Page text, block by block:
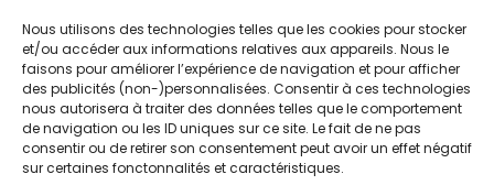
Nous utilisons des technologies telles que les cookies pour stocker
et/ou accéder aux informations relatives aux appareils. Nous le
faisons pour améliorer l’expérience de navigation et pour afficher
des publicités (non-)personnalisées. Consentir à ces technologies
nous autorisera à traiter des données telles que le comportement
de navigation ou les ID uniques sur ce site. Le fait de ne pas
consentir ou de retirer son consentement peut avoir un effet négatif
sur certaines fonctonnalités et caractéristiques.
Avec PPF, vous bénéficiez d’une expertise
technique pour l’installation de motorisation de
votre portail. Grâce à notre savoir-faire, nous vous
conseillons sur le choix entre une motorisation à
bras ou une motorisation à vérin, selon le poids du
portail et la configuration de votre portail.